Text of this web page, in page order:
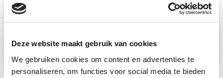
Deze website maakt gebruik van cookies
We gebruiken cookies om content en advertenties te
personaliseren, om functies voor social media te bieden